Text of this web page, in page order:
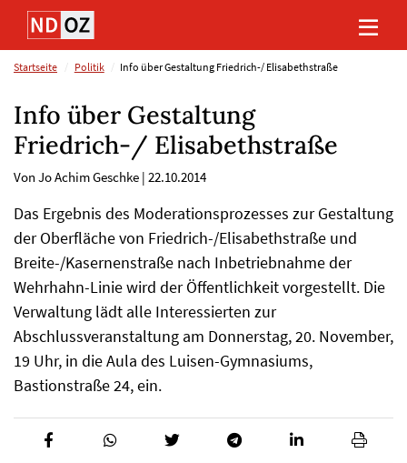
Direkt
Inhalt
(Eingabetaste)
Direkt
Hauptmenu
(Eingabetaste)
Direkt
Suche
(Eingabetaste)
Direkt
Footer
(Eingabetaste)
Startseite Politik Info über Gestaltung Friedrich-/ Elisabethstraße
Info über Gestaltung
Friedrich-/ Elisabethstraße
Von Jo Achim Geschke | 22.10.2014
Das Ergebnis des Moderationsprozesses zur Gestaltung
der Oberfläche von Friedrich-/Elisabethstraße und
Breite-/Kasernenstraße nach Inbetriebnahme der
Wehrhahn-Linie wird der Öffentlichkeit vorgestellt. Die
Verwaltung lädt alle Interessierten zur
Abschlussveranstaltung am Donnerstag, 20. November,
19 Uhr, in die Aula des Luisen-Gymnasiums,
Bastionstraße 24, ein.